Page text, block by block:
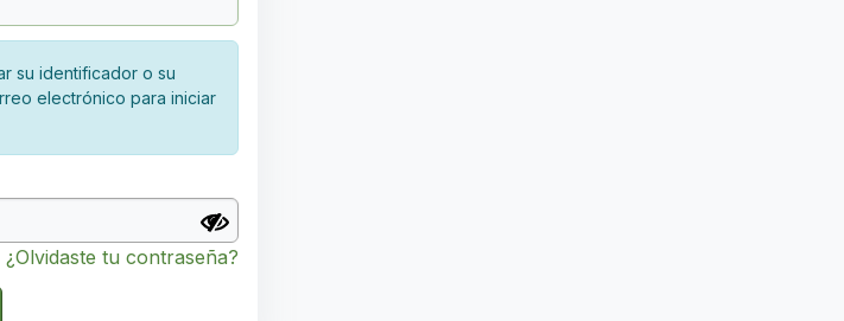
su identificador o su
electrónico para iniciar
¿Olvidaste tu contraseña?